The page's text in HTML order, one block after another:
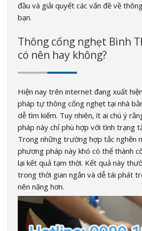
đầu và giải quyết các vấn đề về
bạn.
Thông cống nghẹt Bình
có nên hay không?
Hiện nay trên internet đang xuất
pháp tự thông cống nghẹt tại nhà
dễ tìm kiếm. Tuy nhiên, ít ai chú ý
pháp này chỉ phù hợp với tình trạng
Trong những trường hợp tắc nghẽn
phương pháp này khó có thể thành
lại kết quả tạm thời. Kết quả này
trong thời gian ngắn và dễ tái phát
nên nặng hơn.